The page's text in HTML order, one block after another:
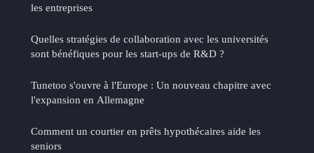
les entreprises
Quelles stratégies de collaboration avec les universités
sont bénéfiques pour les start-ups de R&D ?
Tunetoo s'ouvre à l'Europe : Un nouveau chapitre avec
l'expansion en Allemagne
Comment un courtier en prêts hypothécaires aide les
seniors